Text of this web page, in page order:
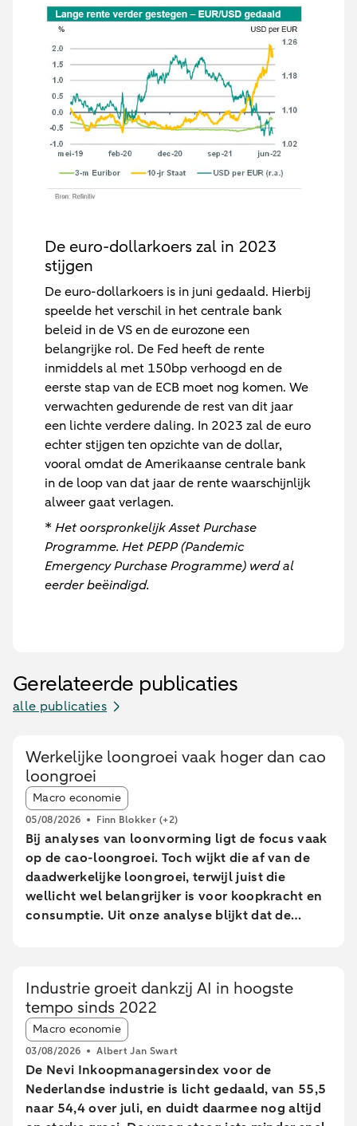
De euro-dollarkoers zal in 2023
stijgen
De euro-dollarkoers is in juni gedaald. Hierbij
speelde het verschil in het centrale bank
beleid in de VS en de eurozone een
belangrijke rol. De Fed heeft de rente
inmiddels al met 150bp verhoogd en de
eerste stap van de ECB moet nog komen. We
verwachten gedurende de rest van dit jaar
een lichte verdere daling. In 2023 zal de euro
echter stijgen ten opzichte van de dollar,
vooral omdat de Amerikaanse centrale bank
in de loop van dat jaar de rente waarschijnlijk
alweer gaat verlagen.
* Het oorspronkelijk Asset Purchase
Programme. Het PEPP (Pandemic
Emergency Purchase Programme) werd al
eerder beëindigd.
Gerelateerde publicaties
alle publicaties
Werkelijke loongroei vaak hoger dan cao
loongroei
Article tags:
Macro economie
05/08/2026 Finn Blokker (+2)
Bij analyses van loonvorming ligt de focus vaak
op de cao-loongroei. Toch wijkt die af van de
daadwerkelijke loongroei, terwijl juist die
wellicht wel belangrijker is voor koopkracht en
consumptie. Uit onze analyse blijkt dat de
blijkt uit een analyse van geanonimiseerde en
geaggregeerde transactiegegevens.
Industrie groeit dankzij AI in hoogste
tempo sinds 2022
Article tags:
Macro economie
03/08/2026 Albert Jan Swart
De Nevi Inkoopmanagersindex voor de
Nederlandse industrie is licht gedaald, van 55,5
naar 54,4 over juli, en duidt daarmee nog altijd